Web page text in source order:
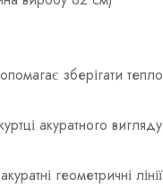
зберігати
акуратного
геометричні